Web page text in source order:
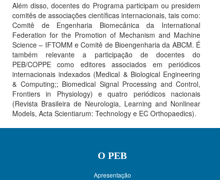
Além disso, docentes do Programa participam ou presidem
comitês de associações científicas internacionais, tais como:
Comitê de Engenharia Biomecânica da International
Federation for the Promotion of Mechanism and Machine
Science – IFTOMM e Comitê de Bioengenharia da ABCM. É
também relevante a participação de docentes do
PEB/COPPE como editores associados em periódicos
internacionais indexados (Medical & Biological Engineering
& Computing;; Biomedical Signal Processing and Control,
Frontiers in Physiology) e quatro periódicos nacionais
(Revista Brasileira de Neurologia, Learning and Nonlinear
Models, Acta Scientiarum: Technology e EC Orthopaedics).
O PEB
Apresentação